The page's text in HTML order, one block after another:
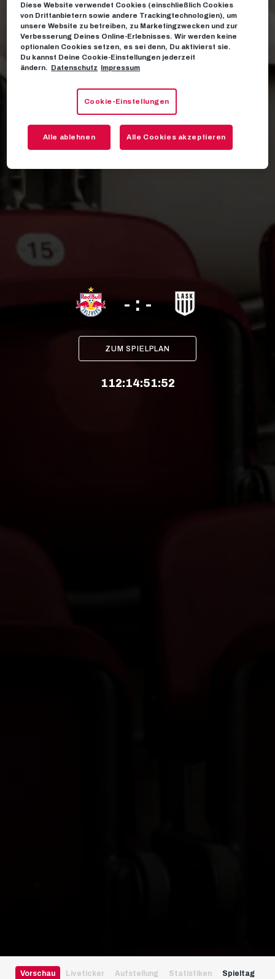
- : -
ZUM SPIELPLAN
112:14:51:52
Vorschau Liveticker Aufstellung Statistiken
Spieltag
Diese Website verwendet Cookies (einschließlich Cookies
von Drittanbietern sowie andere Trackingtechnologien), um
unsere Website zu betreiben, zu Marketingzwecken und zur
Verbesserung Deines Online-Erlebnisses. Wir werden keine
optionalen Cookies setzen, es sei denn, Du aktivierst sie.
Du kannst Deine Cookie-Einstellungen jederzeit
ändern. Datenschutz Impressum
Cookie-Einstellungen
Alle ablehnen Alle Cookies akzeptieren